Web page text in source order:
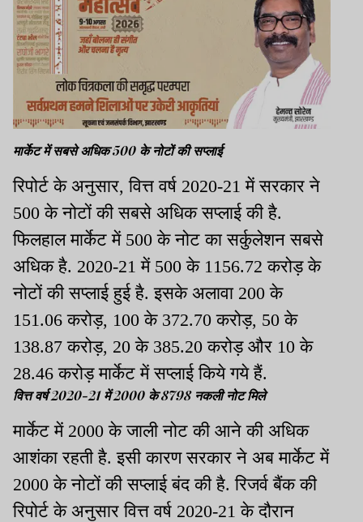
मार्केट में सबसे अधिक 500 के नोटों की सप्लाई
रिपोर्ट के अनुसार, वित्त वर्ष 2020-21 में सरकार ने
500 के नोटों की सबसे अधिक सप्लाई की है.
फिलहाल मार्केट में 500 के नोट का सर्कुलेशन सबसे
अधिक है. 2020-21 में 500 के 1156.72 करोड़ के
नोटों की सप्लाई हुई है. इसके अलावा 200 के
151.06 करोड़, 100 के 372.70 करोड़, 50 के
138.87 करोड़, 20 के 385.20 करोड़ और 10 के
28.46 करोड़ मार्केट में सप्लाई किये गये हैं.
वित्त वर्ष 2020-21 में 2000 के 8798 नकली नोट मिले
मार्केट में 2000 के जाली नोट की आने की अधिक
आशंका रहती है. इसी कारण सरकार ने अब मार्केट में
2000 के नोटों की सप्लाई बंद की है. रिजर्व बैंक की
रिपोर्ट के अनुसार वित्त वर्ष 2020-21 के दौरान